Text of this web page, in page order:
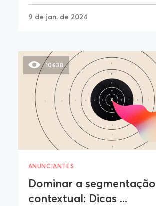
9 de jan. de 2024
10638
ANUNCIANTES
Dominar a segmentação
contextual: Dicas ...